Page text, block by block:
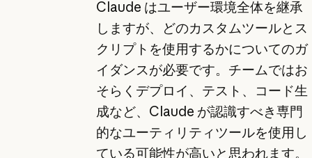
Claude はユーザー環境全体を継承
しますが、どのカスタムツールとス
クリプトを使用するかについてのガ
イダンスが必要です。チームではお
そらくデプロイ、テスト、コード生
成など、Claude が認識すべき専門
的なユーティリティツールを使用し
ている可能性が高いと思われます。